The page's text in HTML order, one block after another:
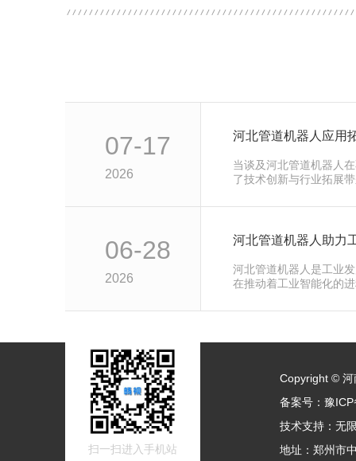
07-17
2026
河北管道机器人应用
当谈及河北管道机器人
了技术创新与行业拓展
06-28
2026
河北管道机器人助力
河北管道机器人是工业
在推动着工业智能化的
扫一扫进入手机站
Copyright © 河
备案号： 豫
技术支持： 无
地址：郑州市